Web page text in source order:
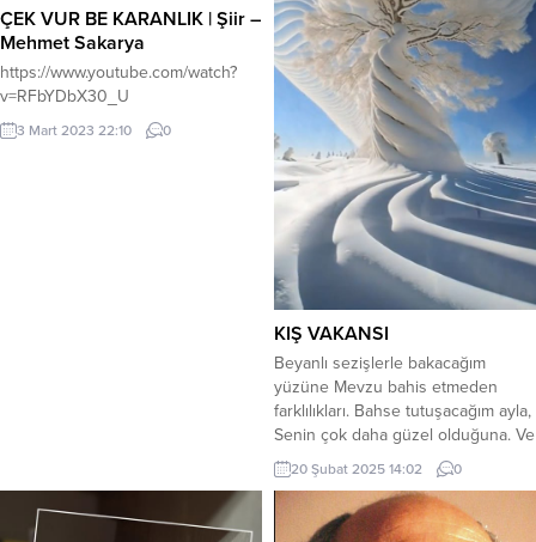
ÇEK VUR BE KARANLIK | Şiir –
Mehmet Sakarya
https://www.youtube.com/watch?
v=RFbYDbX30_U
3 Mart 2023 22:10 0
KIŞ VAKANSI
Beyanlı sezişlerle bakacağım
yüzüne Mevzu bahis etmeden
farklılıkları. Bahse tutuşacağım ayla,
Senin çok daha güzel olduğuna. Ve
bunu kanıtlayacağım mutlaka
Yakarca bir mısrayla. Ayçalar kadar
güleceksin ki Işıldayacak Babil,
İskenderiye, Şiraz Kimin hoşuna
20 Şubat 2025 14:02 0